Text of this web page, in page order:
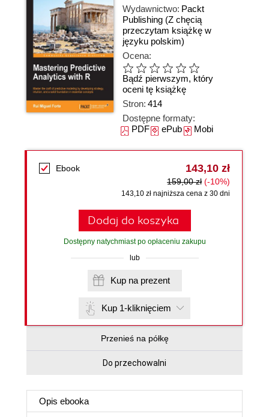
Wydawnictwo: Packt
Publishing (Z chęcią
przeczytam książkę w
języku polskim)
Ocena:
Bądź pierwszym, który
oceni tę książkę
Stron: 414
Dostępne formaty:
PDFePubMobi
Ebook 143,10 zł
159,00 zł (-10%)
143,10 zł najniższa cena z 30 dni
Dodaj do koszyka
Dostępny natychmiast po opłaceniu zakupu
lub
Kup na prezent
Kup 1-kliknięciem
Przenieś na półkę
Do przechowalni
Opis ebooka